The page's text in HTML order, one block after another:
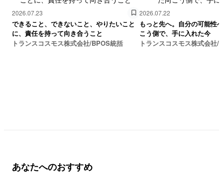
2026.07.23
できること、できないこと、やりたいこと
に、責任を持って向き合うこと
トランスコスモス株式会社/BPOS統括
2026.07.22
もっと先へ。自分の可能性
こう側で、手に入れた今
トランスコスモス株式会社/
あなたへのおすすめ